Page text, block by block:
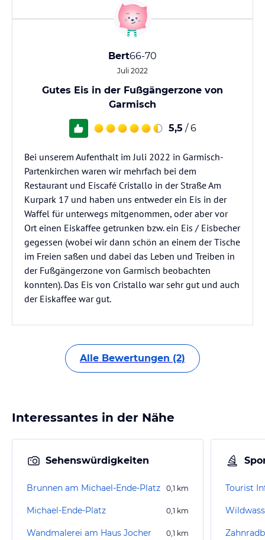
Bert66-70
Juli 2022
Gutes Eis in der Fußgängerzone von
Garmisch
5,5 / 6
Bei unserem Aufenthalt im Juli 2022 in Garmisch-
Partenkirchen waren wir mehrfach bei dem
Restaurant und Eiscafé Cristallo in der Straße Am
Kurpark 17 und haben uns entweder ein Eis in der
Waffel für unterwegs mitgenommen, oder aber vor
Ort einen Eiskaffee getrunken bzw. ein Eis / Eisbecher
gegessen (wobei wir dann schön an einem der Tische
im Freien saßen und dabei das Leben und Treiben in
der Fußgängerzone von Garmisch beobachten
konnten). Das Eis von Cristallo war sehr gut und auch
der Eiskaffee war gut.
Alle Bewertungen (2)
Interessantes in der Nähe
Sehenswürdigkeiten
Brunnen am Michael-Ende-Platz 0,1 km
Michael-Ende-Platz 0,1 km
Wandmalerei am Haus Jocher 0,1 km